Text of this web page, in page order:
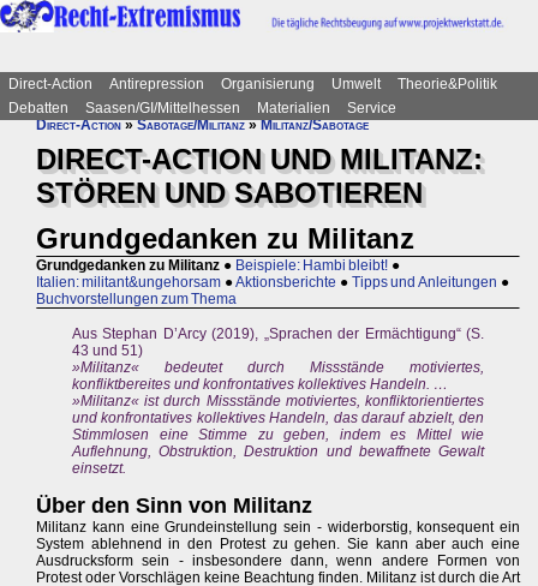
Direct-Action Antirepression Organisierung Umwelt
Theorie&Politik
Debatten
Saasen/GI/Mittelhessen Materialien
Service
Direct-Action»Sabotage/Militanz»Militanz/Sabotage
DIRECT-ACTION UND MILITANZ:
STÖREN UND SABOTIEREN
Grundgedanken zu Militanz
Grundgedanken zu Militanz ● Beispiele: Hambi bleibt! ●
Italien: militant&ungehorsam ●Aktionsberichte ● Tipps und Anleitungen ●
Buchvorstellungen zum Thema
Aus Stephan D’Arcy (2019), „Sprachen der Ermächtigung“ (S.
43 und 51)
»Militanz« bedeutet durch Missstände motiviertes,
konfliktbereites und konfrontatives kollektives Handeln. …
»Militanz« ist durch Missstände motiviertes, konfliktorientiertes
und konfrontatives kollektives Handeln, das darauf abzielt, den
Stimmlosen eine Stimme zu geben, indem es Mittel wie
Auflehnung, Obstruktion, Destruktion und bewaffnete Gewalt
einsetzt.
Über den Sinn von Militanz
Militanz kann eine Grundeinstellung sein - widerborstig, konsequent ein
System ablehnend in den Protest zu gehen. Sie kann aber auch eine
Ausdrucksform sein - insbesondere dann, wenn andere Formen von
Protest oder Vorschlägen keine Beachtung finden. Militanz ist durch die Art